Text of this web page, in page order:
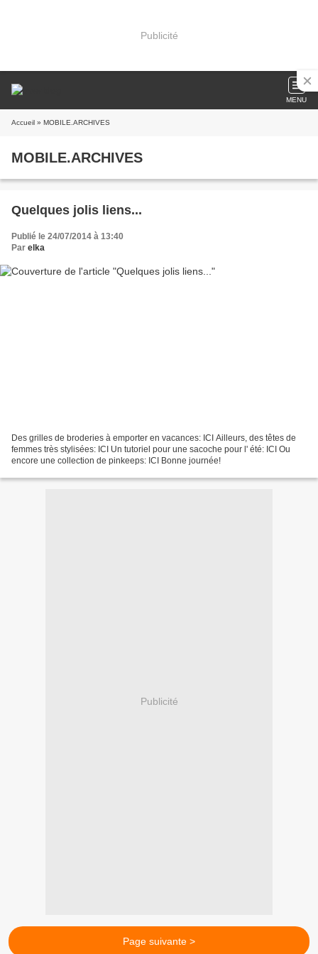
Publicité
MENU
Accueil » MOBILE.ARCHIVES
MOBILE.ARCHIVES
Quelques jolis liens...
Publié le 24/07/2014 à 13:40
Par elka
Des grilles de broderies à emporter en vacances: ICI Ailleurs, des têtes de
femmes très stylisées: ICI Un tutoriel pour une sacoche pour l' été: ICI Ou
encore une collection de pinkeeps: ICI Bonne journée!
Publicité
Page suivante >